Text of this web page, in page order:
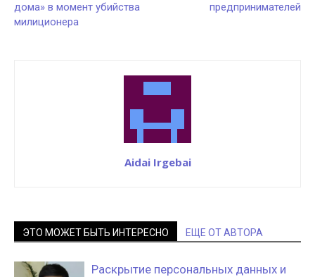
дома» в момент убийства
милиционера
предпринимателей
Aidai Irgebai
ЭТО МОЖЕТ БЫТЬ ИНТЕРЕСНО ЕЩЕ ОТ АВТОРА
Раскрытие персональных данных и